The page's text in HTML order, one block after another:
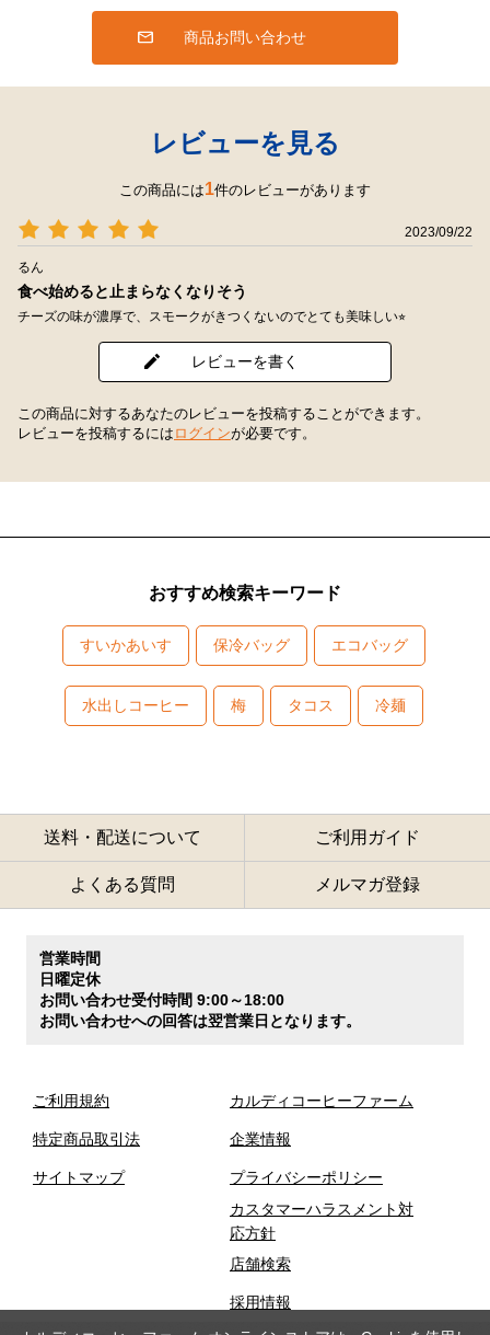
商品お問い合わせ
レビューを見る
この商品には1件のレビューがあります
2023/09/22
るん
食べ始めると止まらなくなりそう
チーズの味が濃厚で、スモークがきつくないのでとても美味しい⭐︎
レビューを書く
この商品に対するあなたのレビューを投稿することができます。
レビューを投稿するには ログインが必要です。
おすすめ検索キーワード
すいかあいす 保冷バッグ エコバッグ
水出しコーヒー 梅 タコス 冷麺
送料・配送について ご利用ガイド
よくある質問 メルマガ登録
営業時間
日曜定休
お問い合わせ受付時間 9:00～18:00
お問い合わせへの回答は翌営業日となります。
ご利用規約
特定商品取引法
サイトマップ
カルディコーヒーファーム
企業情報
プライバシーポリシー
カスタマーハラスメント対
応方針
店舗検索
採用情報